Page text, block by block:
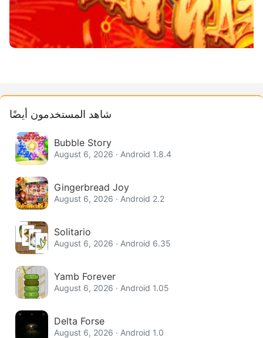
شاهد المستخدمون أيضًا
Bubble Story
August 6, 2026 · Android 1.8.4
Gingerbread Joy
August 6, 2026 · Android 2.2
Solitario
August 6, 2026 · Android 6.35
Yamb Forever
August 6, 2026 · Android 1.05
Delta Forse
August 6, 2026 · Android 1.0